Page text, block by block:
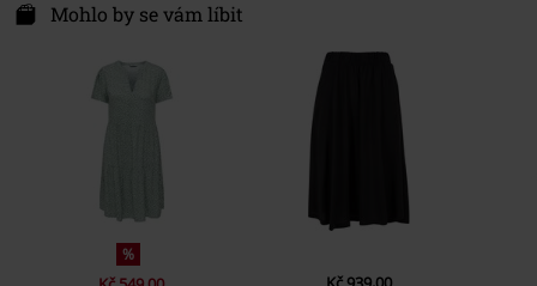
Mohlo by se vám líbit
%